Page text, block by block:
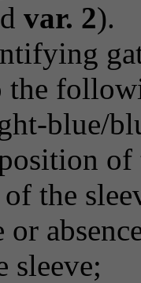
var. 2).
the
blue/
of
the
or
sleeve;